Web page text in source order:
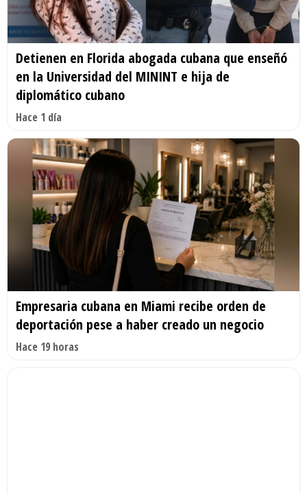
Detienen en Florida abogada cubana que enseñó
en la Universidad del MININT e hija de
diplomático cubano
Hace 1 día
Empresaria cubana en Miami recibe orden de
deportación pese a haber creado un negocio
Hace 19 horas